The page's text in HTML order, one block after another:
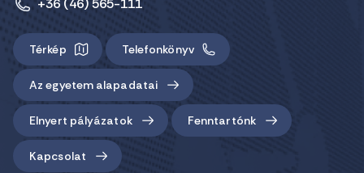
+36 (46) 565-111
Térkép Telefonkönyv
Az egyetem alapadatai
Elnyert pályázatok Fenntartónk
Kapcsolat